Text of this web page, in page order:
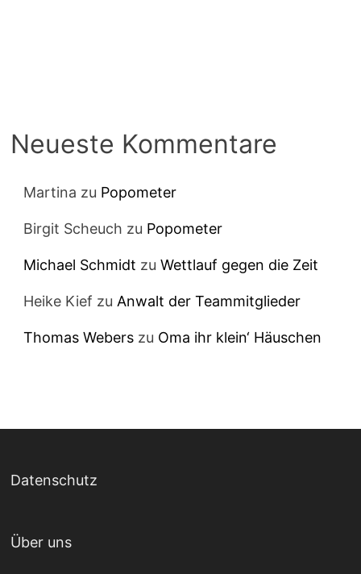
Neueste Kommentare
Martina zu Popometer
Birgit Scheuch zu Popometer
Michael Schmidt zuWettlauf gegen die Zeit
Heike Kief zu Anwalt der Teammitglieder
Thomas Webers zu Oma ihr klein‘ Häuschen
Datenschutz
Über uns